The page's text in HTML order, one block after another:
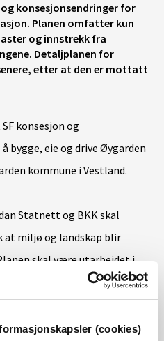
(cookies)
konsesjonsendringer for
Planen omfatter kun
og innstrekk fra
Detaljplanen for
etter at den er mottatt
konsesjon og
eie og drive Øygarden
kommune i Vestland.
Statnett og BKK skal
at miljø og landskap blir
skal være utarbeidet i
grunneiere og andre